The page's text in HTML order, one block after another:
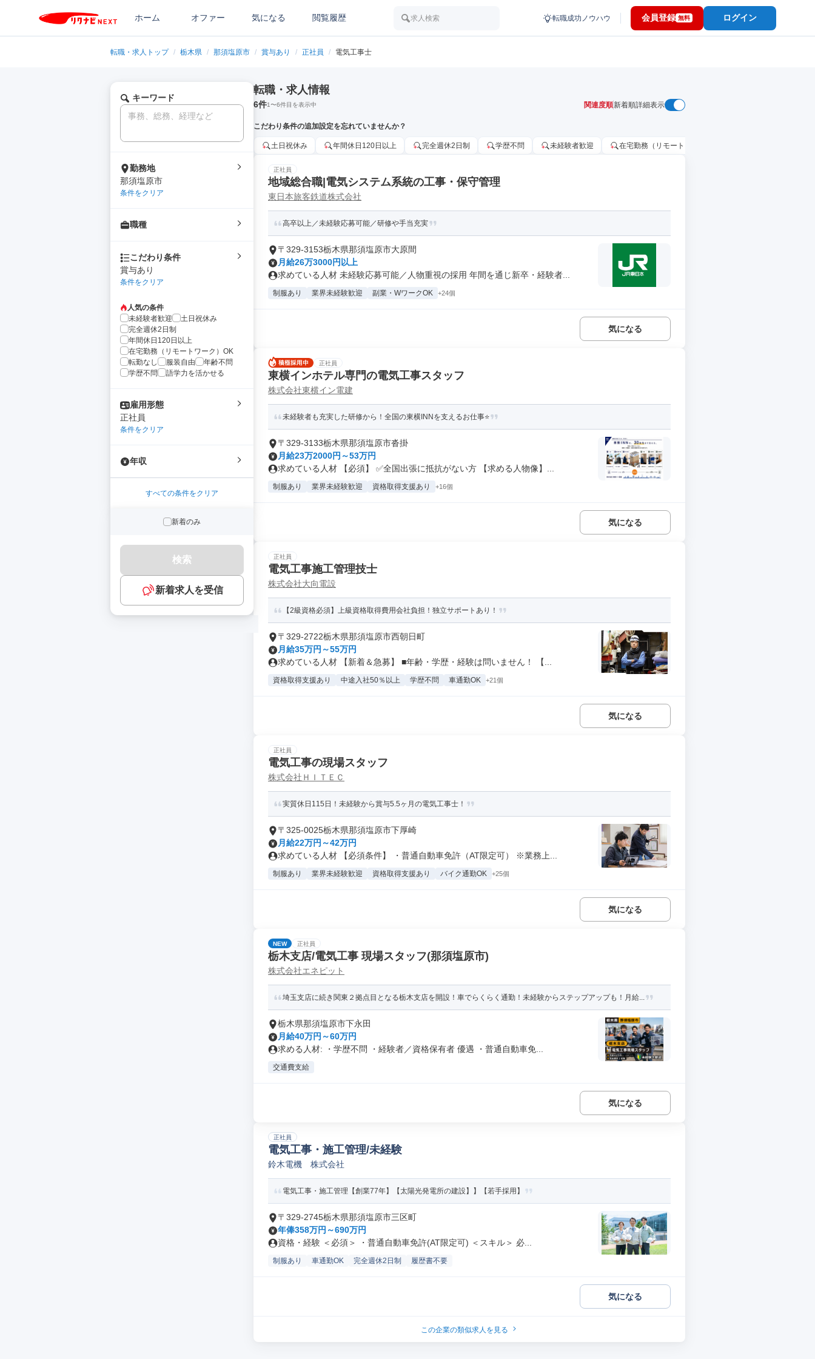
ホーム オファー 気になる 閲覧履歴 求人検索 転職成功ノウハウ 会員登録 無料 ログイン
転職・求人トップ / 栃木県 / 那須塩原市 / 賞与あり / 正社員 / 電気工事士
キーワード
勤務地
那須塩原市
条件をクリア
職種
こだわり条件
賞与あり
条件をクリア
人気の条件
未経験者歓迎
土日祝休み
完全週休2日制
年間休日120日以上
在宅勤務（リモートワーク）OK
転勤なし
服装自由
年齢不問
学歴不問
語学力を活かせる
雇用形態
正社員
条件をクリア
年収
すべての条件をクリア
新着のみ
検索
新着求人を受信
転職・求人情報
6件1〜6件目を表示中 関連度順新着順詳細表示
こだわり条件の追加設定を忘れていませんか？
土日祝休み 年間休日120日以上 完全週休2日制 学歴不問 未経験者歓迎 在宅勤務（リモートワーク）OK
正社員
地域総合職|電気システム系統の工事・保守管理
東日本旅客鉄道株式会社
高卒以上／未経験応募可能／研修や手当充実
〒329-3153栃木県那須塩原市大原間
月給26万3000円以上
求めている人材 未経験応募可能／人物重視の採用 年間を通じ新卒・経験者...
制服あり 業界未経験歓迎 副業・WワークOK +24個
気になる
正社員
東横インホテル専門の電気工事スタッフ
株式会社東横イン電建
未経験者も充実した研修から！全国の東横INNを支えるお仕事⭐
〒329-3133栃木県那須塩原市沓掛
月給23万2000円～53万円
求めている人材 【必須】 ✅全国出張に抵抗がない方 【求める人物像】...
制服あり 業界未経験歓迎 資格取得支援あり +16個
気になる
正社員
電気工事施工管理技士
株式会社大向電設
【2級資格必須】上級資格取得費用会社負担！独立サポートあり！
〒329-2722栃木県那須塩原市西朝日町
月給35万円～55万円
求めている人材 【新着＆急募】 ■年齢・学歴・経験は問いません！ 【...
資格取得支援あり 中途入社50％以上 学歴不問 車通勤OK +21個
気になる
正社員
電気工事の現場スタッフ
株式会社ＨＩＴＥＣ
実質休日115日！未経験から賞与5.5ヶ月の電気工事士！
〒325-0025栃木県那須塩原市下厚崎
月給22万円～42万円
求めている人材 【必須条件】 ・普通自動車免許（AT限定可） ※業務上...
制服あり 業界未経験歓迎 資格取得支援あり バイク通勤OK +25個
気になる
NEW 正社員
栃木支店/電気工事 現場スタッフ(那須塩原市)
株式会社エネピット
埼玉支店に続き関東２拠点目となる栃木支店を開設！車でらくらく通勤！未経験からステップアップも！月給...
栃木県那須塩原市下永田
月給40万円～60万円
求める人材: ・学歴不問 ・経験者／資格保有者 優遇 ・普通自動車免...
交通費支給
気になる
正社員
電気工事・施工管理/未経験
鈴木電機 株式会社
電気工事・施工管理【創業77年】【太陽光発電所の建設】】【若手採用】
〒329-2745栃木県那須塩原市三区町
年俸358万円～690万円
資格・経験 ＜必須＞ ・普通自動車免許(AT限定可) ＜スキル＞ 必...
制服あり 車通勤OK 完全週休2日制 履歴書不要
気になる
この企業の類似求人を見る